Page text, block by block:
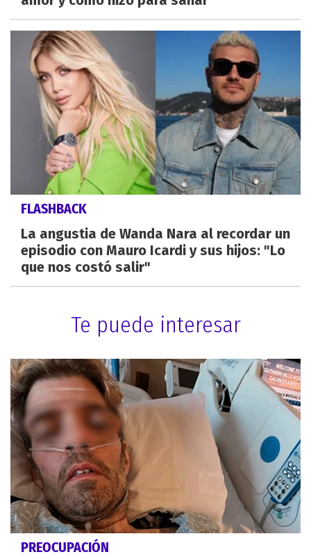
FLASHBACK
La angustia de Wanda Nara al recordar un
episodio con Mauro Icardi y sus hijos: "Lo
que nos costó salir"
Te puede interesar
PREOCUPACIÓN